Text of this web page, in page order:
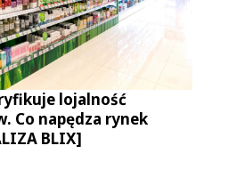
lojalność
Co napędza rynek
BLIX]